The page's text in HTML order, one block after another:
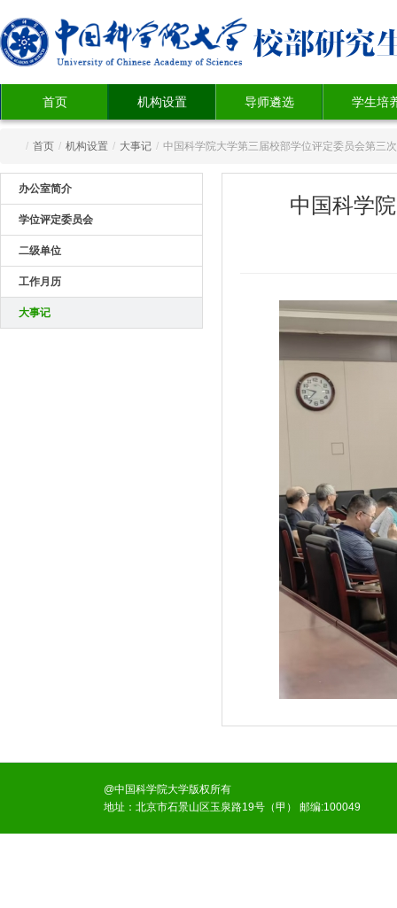
首页 机构设置 导师遴选 学生培
/ 首页 / 机构设置 / 大事记 / 中国科学院大学第三届校部学位评定委员会第三
办公室简介
学位评定委员会
二级单位
工作月历
大事记
中国科学
@中国科学院大学版权所有
地址：北京市石景山区玉泉路19号（甲） 邮编:100049